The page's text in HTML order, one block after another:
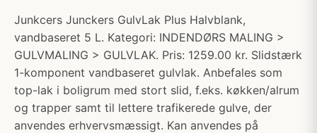
Junkcers Junckers GulvLak Plus Halvblank,
vandbaseret 5 L. Kategori: INDENDØRS MALING >
GULVMALING > GULVLAK. Pris: 1259.00 kr. Slidstærk
1-komponent vandbaseret gulvlak. Anbefales som
top-lak i boligrum med stort slid, f.eks. køkken/alrum
og trapper samt til lettere trafikerede gulve, der
anvendes erhvervsmæssigt. Kan anvendes på